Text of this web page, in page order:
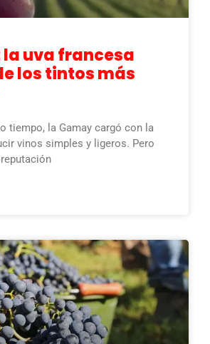
la uva francesa
los tintos más
tiempo, la Gamay cargó con la
vinos simples y ligeros. Pero